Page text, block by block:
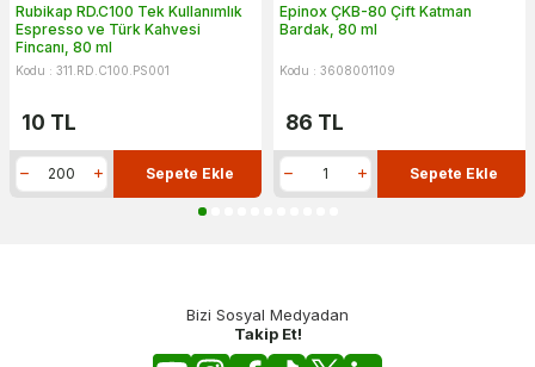
Rubikap RD.C100 Tek Kullanımlık
Espresso ve Türk Kahvesi
Fincanı, 80 ml
Kodu : 311.RD.C100.PS001
10 TL
Sepete Ekle
Epinox ÇKB-80 Çift Katman
Bardak, 80 ml
Kodu : 3608001109
86 TL
Sepete Ekle
Bizi Sosyal Medyadan
Takip Et!